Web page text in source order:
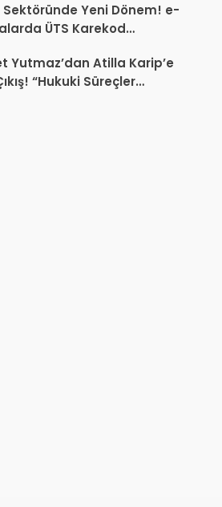
Yeni Dönem! e-
ÜTS Karekod
Yutmaz’dan Atilla Karip’e
“Hukuki Süreçler